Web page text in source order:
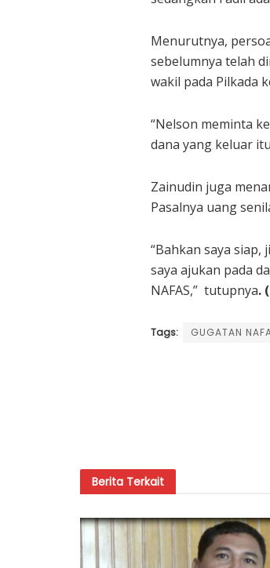
Menurutnya,
sebelumnya telah
wakil pada Pilkada
“Nelson meminta
dana yang keluar
Zainudin juga
Pasalnya uang
“Bahkan saya
saya ajukan pada
NAFAS,” tutupnya.
Tags: GUGATAN
Berita Terkait